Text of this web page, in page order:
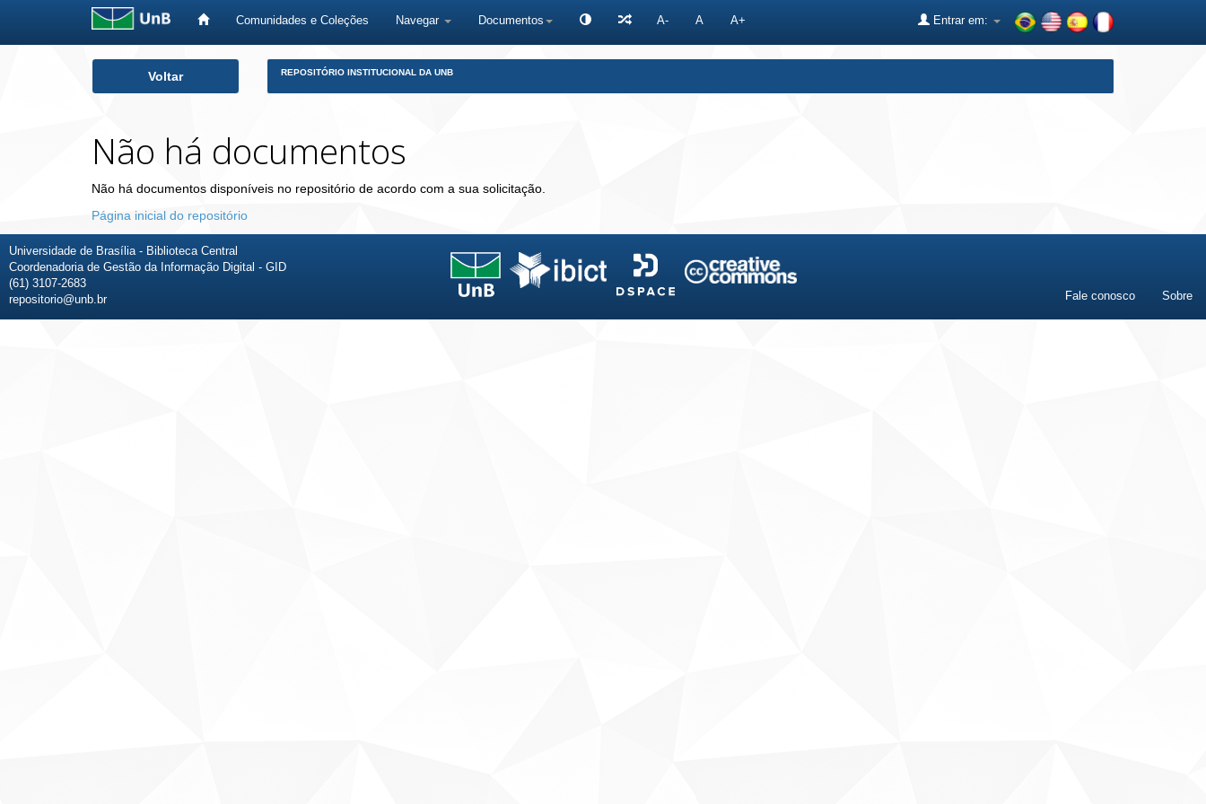
Comunidades e Coleções Navegar Documentos A- A A+ Entrar em:
Voltar REPOSITÓRIO INSTITUCIONAL DA UNB
Não há documentos
Não há documentos disponíveis no repositório de acordo com a sua solicitação.
Página inicial do repositório
Universidade de Brasília - Biblioteca Central
Coordenadoria de Gestão da Informação Digital - GID
(61) 3107-2683
repositorio@unb.br
Fale conosco Sobre